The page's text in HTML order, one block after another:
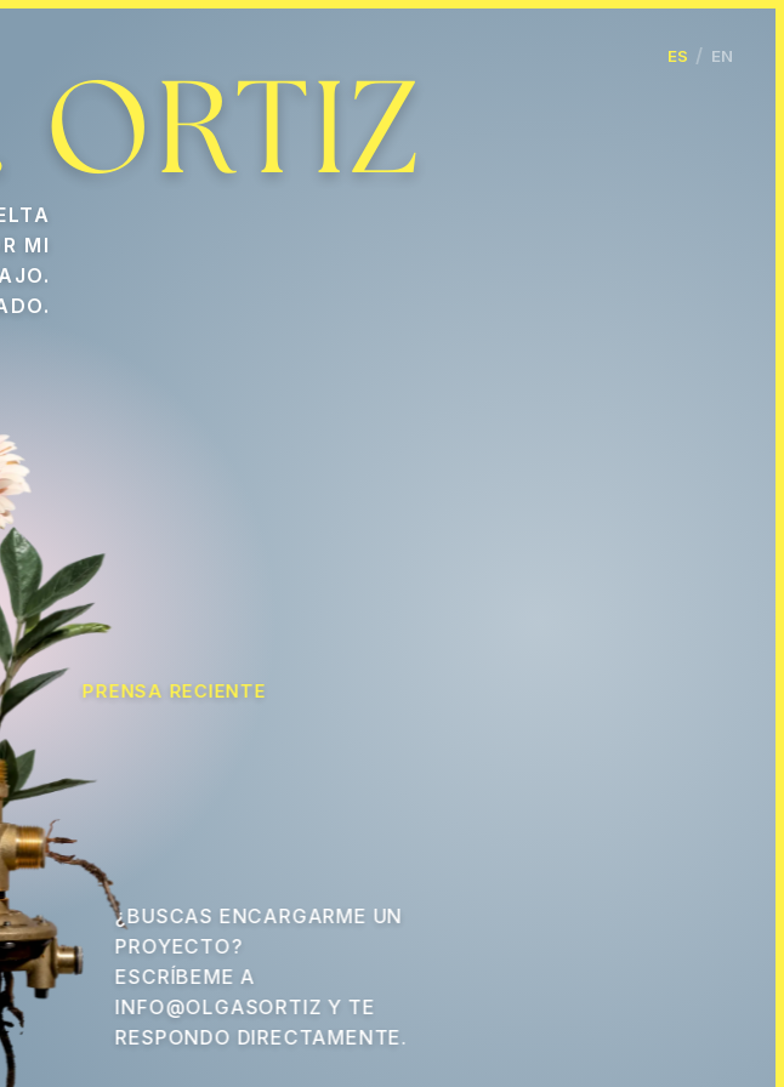
ES / EN
S. Ortiz es una fotógrafa de producto publicitaria y directora de arte
ORTIZ
MI
PRENSA RECIENTE
¿BUSCAS ENCARGARME UN
PROYECTO?
ESCRÍBEME A
INFO@OLGASORTIZ Y TE
RESPONDO DIRECTAMENTE.